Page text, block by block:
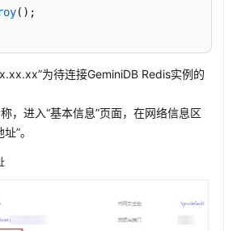
();
void main(String[] args) {
为待连接GeminiDB Redis实例的
，进入“基本信息”页面，在网络信息区
”。